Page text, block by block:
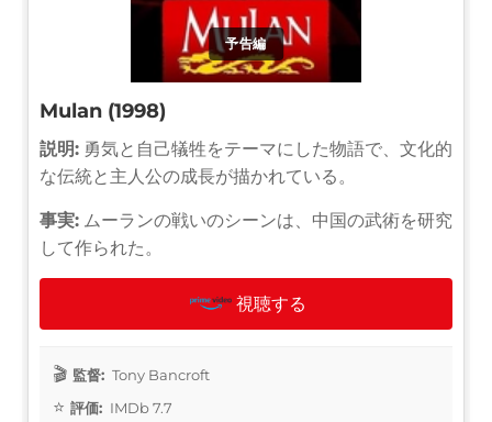
予告編
Mulan (1998)
説明: 勇気と自己犠牲をテーマにした物語で、文化的
な伝統と主人公の成長が描かれている。
事実: ムーランの戦いのシーンは、中国の武術を研究
して作られた。
視聴する
監督: Tony Bancroft
評価: IMDb 7.7